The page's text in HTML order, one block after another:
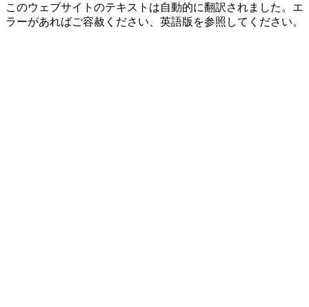
このウェブサイトのテキストは自動的に翻訳されました。エ
ラーがあればご容赦ください、英語版を参照してください。